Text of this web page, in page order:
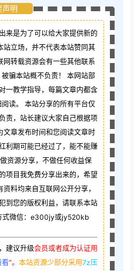
声明
来是为了可以给大家提供新的
站立场，并不代表本站赞同其
转载资源会有一些其他联系
骗本站概不负责！ 本网站部
一教学指导，每篇文章内都含
读。 本站分享的所有平台仅
责，站长建议大家自己根据项
文章发布时间和您阅读文章时
利期可能已经过了，能不能赚
资源分享，不做任何收益保
项目我免费分享出来的，希望
料均来自互联网公开分享，
到您的版权利益，请联系本站
式微信：e300jy或jy520kb
建议升级会员或者成为认证用
看”。 本站资源少部分采用7z压